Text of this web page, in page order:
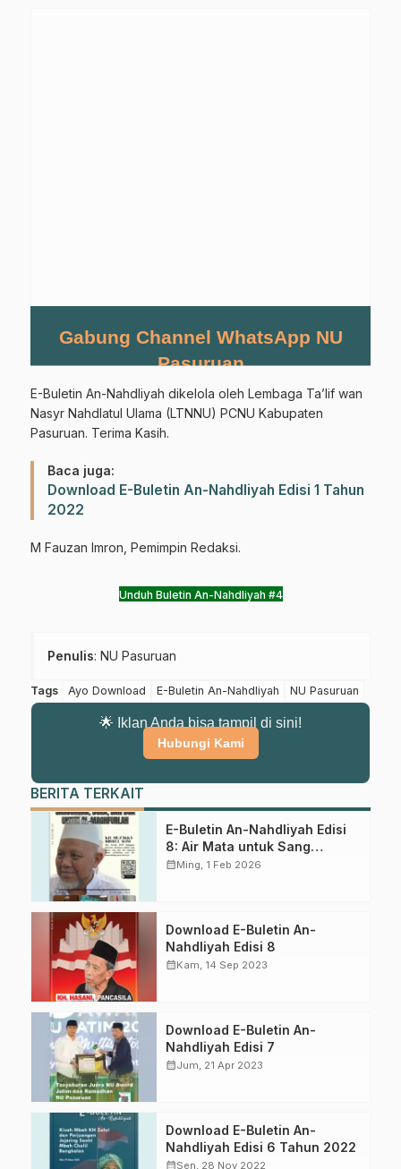
Gabung Channel WhatsApp NU
Pasuruan
Dapatkan info kegiatan, kajian, dan berita terbaru langsung dari
sumber resmi NU Pasuruan.
E-Buletin An-Nahdliyah dikelola oleh Lembaga Ta’lif wan
Nasyr Nahdlatul Ulama (LTNNU) PCNU Kabupaten
Pasuruan. Terima Kasih.
Baca juga:
Download E-Buletin An-Nahdliyah Edisi 1 Tahun
2022
M Fauzan Imron, Pemimpin Redaksi.
Unduh Buletin An-Nahdliyah #4
Penulis: NU Pasuruan
Tags Ayo Download E-Buletin An-Nahdliyah NU Pasuruan
🌟 Iklan Anda bisa tampil di sini!
Hubungi Kami
BERITA TERKAIT
E-Buletin An-Nahdliyah Edisi
8: Air Mata untuk Sang
Murobbi dan Jejak Spiritual
calendar_monthMing, 1 Feb 2026
Download E-Buletin An-
Nahdliyah Edisi 8
calendar_monthKam, 14 Sep 2023
Download E-Buletin An-
Nahdliyah Edisi 7
calendar_monthJum, 21 Apr 2023
Download E-Buletin An-
Nahdliyah Edisi 6 Tahun 2022
calendar_monthSen, 28 Nov 2022